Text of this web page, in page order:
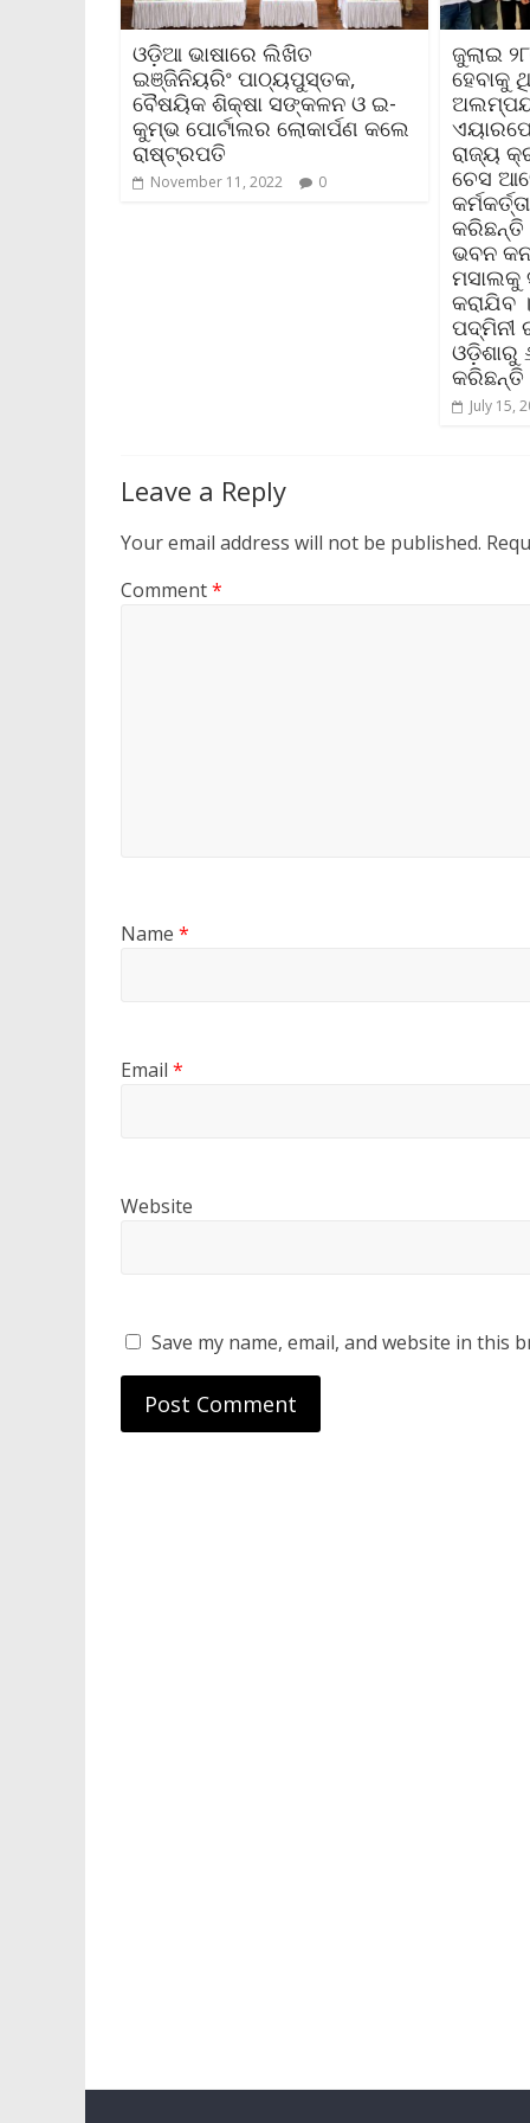
ଓଡ଼ିଆ ଭାଷାରେ ଲିଖିତ
ଇଞ୍ଜିନିୟରିଂ ପାଠ୍ୟପୁସ୍ତକ,
ବୈଷୟିକ ଶିକ୍ଷା ସଙ୍କଳନ ଓ ଇ-
କୁମ୍ଭ ପୋର୍ଟାଲର ଲୋକାର୍ପଣ କଲେ
ରାଷ୍ଟ୍ରପତି
November 11, 2022 0
ଜୁଲାଇ
ହେବାକୁ
ରାଜ୍ୟ
ଚେସ
କରିଛନ୍ତି
ଭବନ
ମସାଲକୁ
କରାଯିବ
ପଦ୍ମିନୀ
ଓଡ଼ିଶାରୁ
କରିଛନ୍ତି
July 15,
Leave a Reply
Your email address will not be published.
Comment*
Name *
Email *
Website
Save my name, email, and website in this